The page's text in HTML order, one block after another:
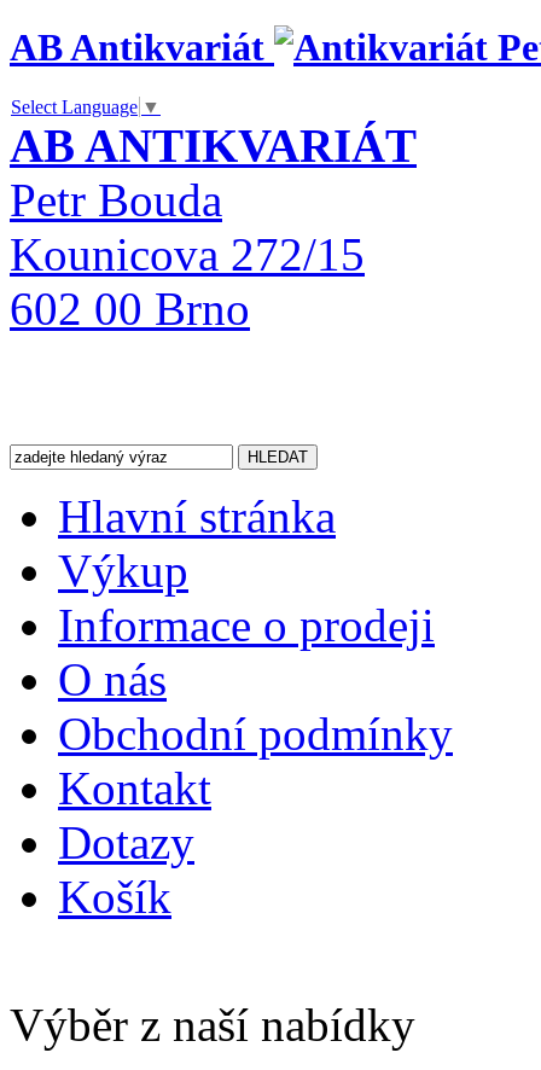
AB Antikvariát
Select Language ▼
AB ANTIKVARIÁT
Petr Bouda
Kounicova 272/15
602 00 Brno
Hlavní stránka
Výkup
Informace o prodeji
O nás
Obchodní podmínky
Kontakt
Dotazy
Košík
Výběr z naší nabídky